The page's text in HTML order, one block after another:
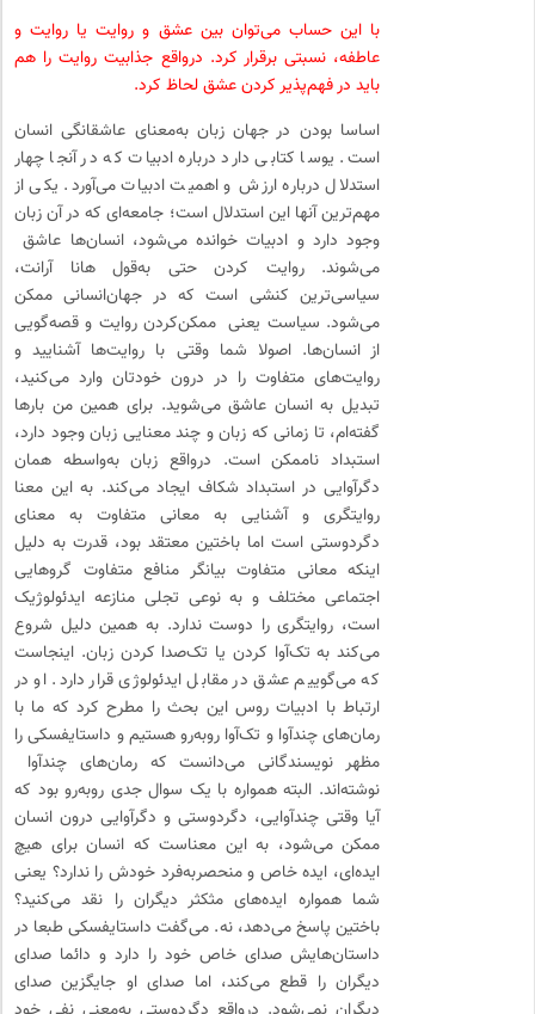
با این حساب می‌توان بین عشق و روایت یا روایت و
عاطفه، نسبتی برقرار کرد. درواقع جذابیت روایت را هم
باید در فهم‌پذیر کردن عشق لحاظ کرد.
اساسا بودن در جهان زبان به‌معنای عاشقانگی انسان
است. یوسا کتابی دارد درباره ادبیات که در آنجا چهار
استدلال درباره ارزش و اهمیت ادبیات می‌آورد. یکی از
مهم‌ترین آنها این استدلال است؛ جامعه‌ای که در آن زبان
وجود دارد و ادبیات خوانده می‌شود، انسان‌ها عاشق
می‌شوند. روایت کردن حتی به‌قول هانا آرانت،
سیاسی‌ترین کنشی است که در جهان‌انسانی ممکن
می‌شود. سیاست یعنی ممکن‌کردن روایت و قصه‌گویی
از انسان‌ها. اصولا شما وقتی با روایت‌ها آشنایید و
روایت‌های متفاوت را در درون خودتان وارد می‌کنید،
تبدیل به انسان عاشق می‌شوید. برای همین من بارها
گفته‌ام، تا زمانی که زبان و چند معنایی زبان وجود دارد،
استبداد ناممکن است. درواقع زبان به‌واسطه همان
دگرآوایی در استبداد شکاف ایجاد می‌کند. به این معنا
روایتگری و آشنایی به معانی متفاوت به معنای
دگردوستی است اما باختین معتقد بود، قدرت به دلیل
اینکه معانی متفاوت بیانگر منافع متفاوت گروهایی
اجتماعی مختلف و به نوعی تجلی منازعه ایدئولوژیک
است، روایتگری را دوست ندارد. به همین دلیل شروع
می‌کند به تک‌آوا کردن یا تک‌صدا کردن زبان. اینجاست
که می‌گوییم عشق در مقابل ایدئولوژی قرار دارد. او در
ارتباط با ادبیات روس این بحث را مطرح کرد که ما با
رمان‌های چندآوا و تک‌آوا روبه‌رو هستیم و داستایفسکی را
مظهر نویسندگانی می‌دانست که رمان‌های چندآوا
نوشته‌اند. البته همواره با یک سوال جدی روبه‌رو بود که
آیا وقتی چندآوایی، دگردوستی و دگرآوایی درون انسان
ممکن می‌شود، به این معناست که انسان برای هیچ
ایده‌ای، ایده خاص و منحصربه‌فرد خودش را ندارد؟ یعنی
شما همواره ایده‌های مثکثر دیگران را نقد می‌کنید؟
باختین پاسخ می‌دهد، نه. می‌گفت داستایفسکی طبعا در
داستان‌هایش صدای خاص خود را دارد و دائما صدای
دیگران را قطع می‌کند، اما صدای او جایگزین صدای